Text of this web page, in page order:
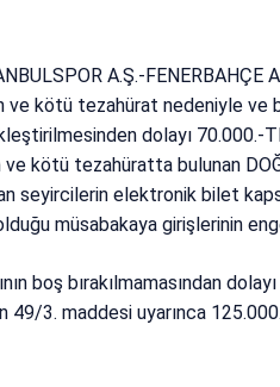
A.Ş.-FENERBAHÇE
ve kötü tezahürat nedeniyle ve
dolayı 70.000.-
ve kötü tezahüratta bulunan
seyircilerin elektronik bilet
müsabakaya girişlerinin
boş bırakılmamasından
49/3. maddesi uyarınca